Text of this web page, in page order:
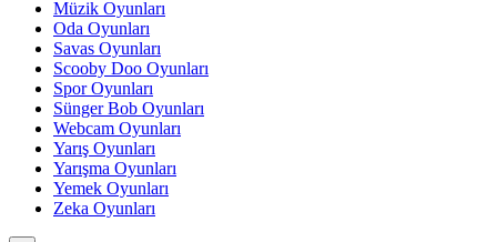
Müzik Oyunları
Oda Oyunları
Savas Oyunları
Scooby Doo Oyunları
Spor Oyunları
Sünger Bob Oyunları
Webcam Oyunları
Yarış Oyunları
Yarışma Oyunları
Yemek Oyunları
Zeka Oyunları